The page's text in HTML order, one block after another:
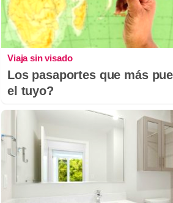
Viaja sin visado
Los pasaportes que más
el tuyo?